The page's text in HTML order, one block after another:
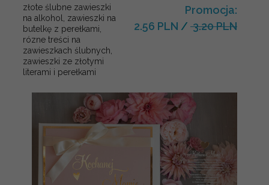
złote ślubne zawieszki
na alkohol, zawieszki na
butelkę z perełkami,
rózne treści na
zawieszkach ślubnych,
zawieszki ze złotymi
literami i perełkami
Promocja:
2.56 PLN / 3.20 PLN